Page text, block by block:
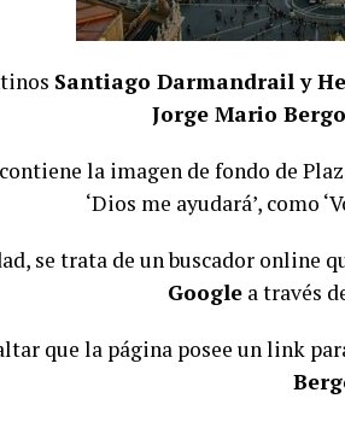
Santiago Darmandrail y
Jorge Mario
la imagen de fondo de
‘Dios me ayudará’, como
se trata de un buscador online
Google a través
que la página posee un link